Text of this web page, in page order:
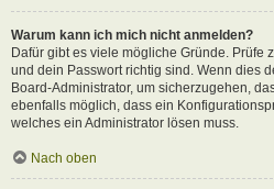
Warum kann ich mich nicht anmelden?
Dafür gibt es viele mögliche Gründe. Prüfe
und dein Passwort richtig sind. Wenn dies
Board-Administrator, um sicherzugehen,
ebenfalls möglich, dass ein
welches ein Administrator lösen muss.
Nach oben